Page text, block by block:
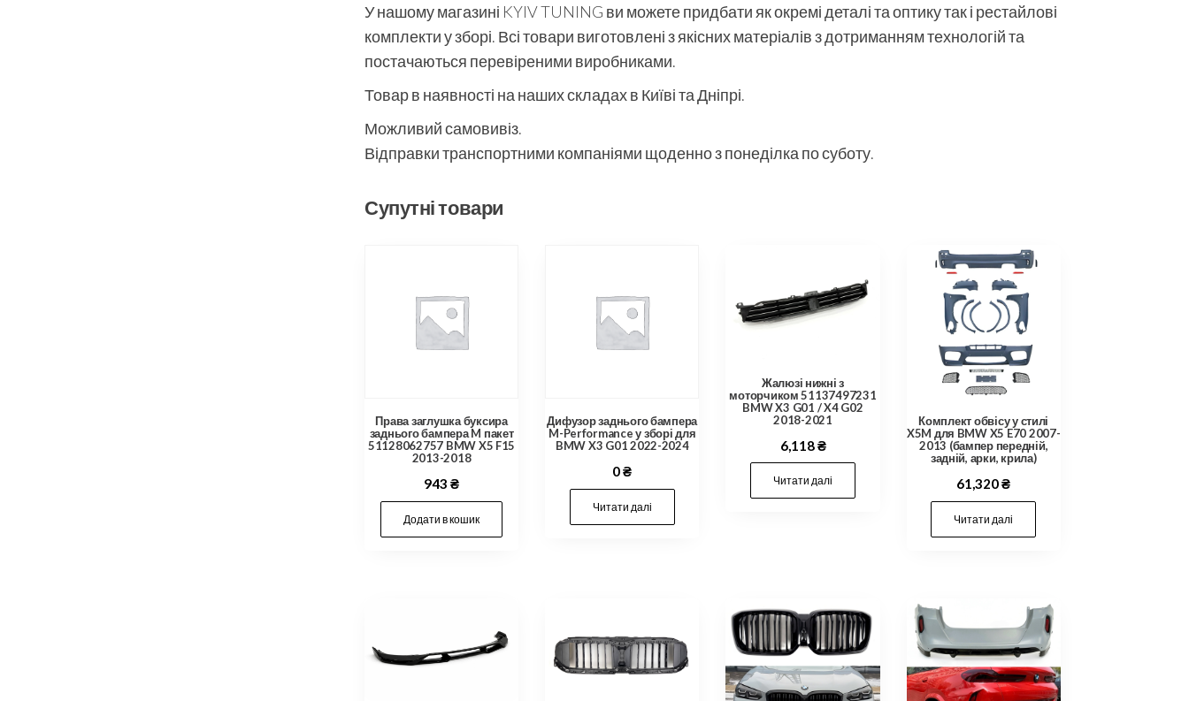
У нашому магазині KYIV TUNING ви можете придбати як окремі деталі та оптику так і рестайлові
комплекти у зборі. Всі товари виготовлені з якісних матеріалів з дотриманням технологій та
постачаються перевіреними виробниками.
Товар в наявності на наших складах в Київі та Дніпрі.
Можливий самовивіз.
Відправки транспортними компаніями щоденно з понеділка по суботу.
Супутні товари
Права заглушка буксира
заднього бампера M пакет
51128062757 BMW X5 F15
2013-2018
943₴
Додати в кошик
Дифузор заднього бампера
M-Performance у зборі для
BMW X3 G01 2022-2024
0₴
Читати далі
Жалюзі нижні з
моторчиком 51137497231
BMW X3 G01 / X4 G02
2018-2021
6,118₴
Читати далі
Комплект обвісу у стилі
X5M для BMW X5 E70 2007-
2013 (бампер передній,
задній, арки, крила)
61,320₴
Читати далі